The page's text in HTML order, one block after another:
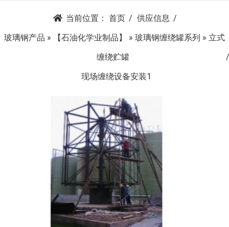
当前位置： 首页
供应信息
玻璃钢产品 » 【石油化学业制品】 » 玻璃钢缠绕罐系列 » 立式
缠绕贮罐
现场缠绕设备安装1